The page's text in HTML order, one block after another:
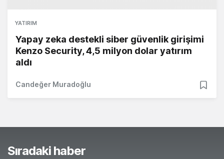
YATIRIM
Yapay zeka destekli siber güvenlik girişimi
Kenzo Security, 4,5 milyon dolar yatırım
aldı
Candeğer Muradoğlu
Sıradaki haber